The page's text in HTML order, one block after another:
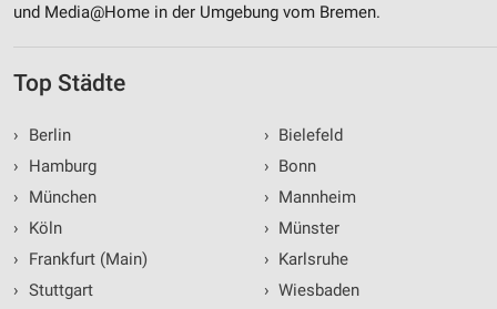
und Media@Home in der Umgebung vom Bremen.
Top Städte
›
Berlin
›
Hamburg
›
München
›
Köln
›
Frankfurt (Main)
› Stuttgart
› Bielefeld
› Bonn
› Mannheim
› Münster
› Karlsruhe
› Wiesbaden